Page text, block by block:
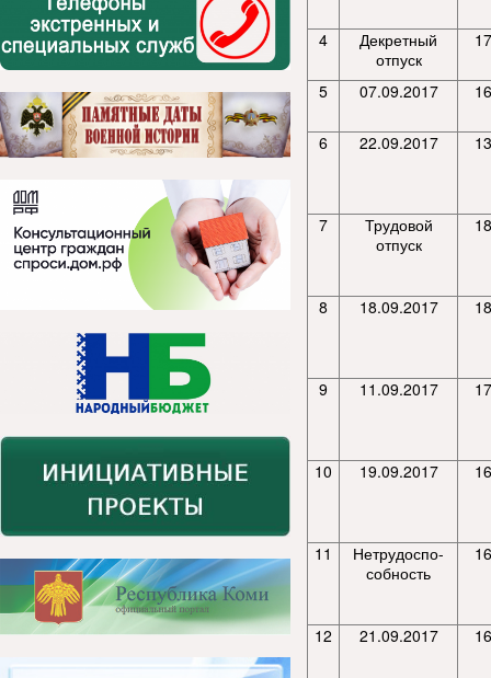
4
Декретный
отпуск
5 07.09.2017
6 22.09.2017
7
Трудовой
отпуск
8 18.09.2017
9 11.09.2017
10 19.09.2017
11
Нетрудоспо-
собность
12 21.09.2017